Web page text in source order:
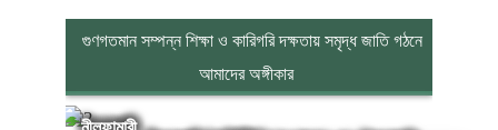
গুণগতমান সম্পন্ন শিক্ষা ও কারিগরি দক্ষতায় সমৃদ্ধ জাতি গঠনে
আমাদের অঙ্গীকার